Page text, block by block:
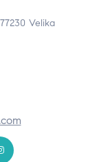
Velika